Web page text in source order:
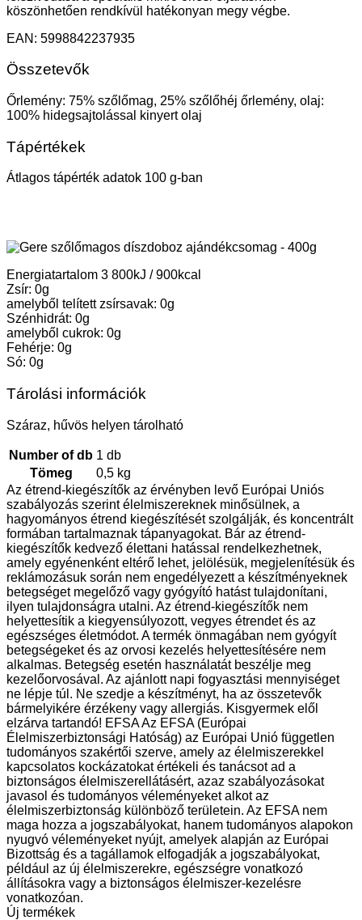
köszönhetően rendkívül hatékonyan megy végbe.
EAN: 5998842237935
Összetevők
Őrlemény: 75% szőlőmag, 25% szőlőhéj őrlemény, olaj:
100% hidegsajtolással kinyert olaj
Tápértékek
Átlagos tápérték adatok 100 g-ban
Energiatartalom 3 800kJ / 900kcal
Zsír: 0g
amelyből telített zsírsavak: 0g
Szénhidrát: 0g
amelyből cukrok: 0g
Fehérje: 0g
Só: 0g
Tárolási információk
Száraz, hűvös helyen tárolható
Number of db 1 db
Tömeg
0,5 kg
Az étrend-kiegészítők az érvényben levő Európai Uniós
szabályozás szerint élelmiszereknek minősülnek, a
hagyományos étrend kiegészítését szolgálják, és koncentrált
formában tartalmaznak tápanyagokat. Bár az étrend-
kiegészítők kedvező élettani hatással rendelkezhetnek,
amely egyénenként eltérő lehet, jelölésük, megjelenítésük és
reklámozásuk során nem engedélyezett a készítményeknek
betegséget megelőző vagy gyógyító hatást tulajdonítani,
ilyen tulajdonságra utalni. Az étrend-kiegészítők nem
helyettesítik a kiegyensúlyozott, vegyes étrendet és az
egészséges életmódot. A termék önmagában nem gyógyít
betegségeket és az orvosi kezelés helyettesítésére nem
alkalmas. Betegség esetén használatát beszélje meg
kezelőorvosával. Az ajánlott napi fogyasztási mennyiséget
ne lépje túl. Ne szedje a készítményt, ha az összetevők
bármelyikére érzékeny vagy allergiás. Kisgyermek elől
elzárva tartandó! EFSA Az EFSA (Európai
Élelmiszerbiztonsági Hatóság) az Európai Unió független
tudományos szakértői szerve, amely az élelmiszerekkel
kapcsolatos kockázatokat értékeli és tanácsot ad a
biztonságos élelmiszerellátásért, azaz szabályozásokat
javasol és tudományos véleményeket alkot az
élelmiszerbiztonság különböző területein. Az EFSA nem
maga hozza a jogszabályokat, hanem tudományos alapokon
nyugvó véleményeket nyújt, amelyek alapján az Európai
Bizottság és a tagállamok elfogadják a jogszabályokat,
például az új élelmiszerekre, egészségre vonatkozó
állításokra vagy a biztonságos élelmiszer-kezelésre
vonatkozóan.
Új termékek